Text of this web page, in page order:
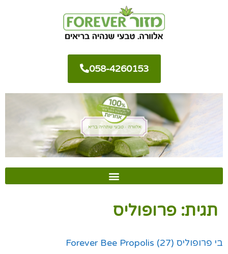
058-4260153
תגית: פרופוליס
בי פרופוליס (Forever Bee Propolis (27